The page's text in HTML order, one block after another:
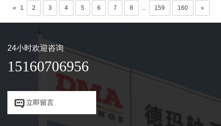
« 1 2 3 4 5 6 7 8 ... 159 160 »
24小时欢迎咨询
15160706956
 立即留言 